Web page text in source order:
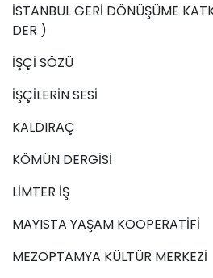
İSTANBUL GERİ DÖNÜŞÜME
DER )
İŞÇİ SÖZÜ
İŞÇİLERİN SESİ
KALDIRAÇ
KÖMÜN DERGİSİ
LİMTER İŞ
MAYISTA YAŞAM KOOPERATİFİ
MEZOPTAMYA KÜLTÜR MERKEZİ